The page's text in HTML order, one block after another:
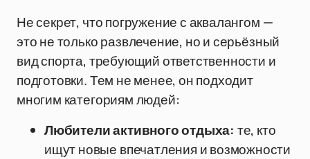
Не секрет, что погружение с аквалангом —
это не только развлечение, но и серьёзный
вид спорта, требующий ответственности и
подготовки. Тем не менее, он подходит
многим категориям людей:
Любители активного отдыха: те, кто
ищут новые впечатления и возможности